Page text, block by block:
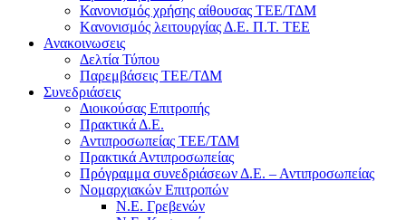
Κανονισμός χρήσης αίθουσας ΤΕΕ/ΤΔΜ
Kανονισμός λειτουργίας Δ.Ε. Π.Τ. ΤΕΕ
Ανακοινωσεις
Δελτία Τύπου
Παρεμβάσεις ΤΕΕ/ΤΔΜ
Συνεδριάσεις
Διοικούσας Επιτροπής
Πρακτικά Δ.Ε.
Αντιπροσωπείας ΤΕΕ/ΤΔΜ
Πρακτικά Αντιπροσωπείας
Πρόγραμμα συνεδριάσεων Δ.Ε. – Αντιπροσωπείας
Νομαρχιακών Επιτροπών
Ν.Ε. Γρεβενών